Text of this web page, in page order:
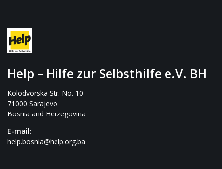
Help – Hilfe zur Selbsthilfe e.V. BH
Kolodvorska Str. No. 10
71000 Sarajevo
Bosnia and Herzegovina
E-mail:
help.bosnia@help.org.ba